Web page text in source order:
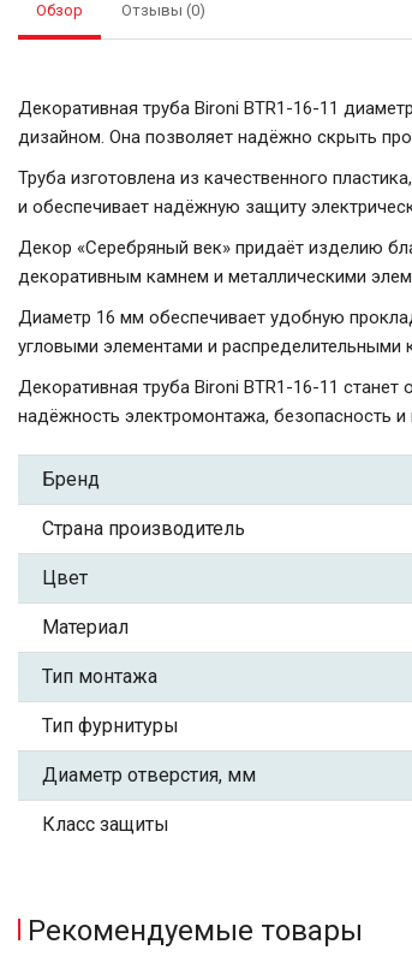
Обзор Отзывы (0)
Декоративная труба Bironi BTR1-16-11
дизайном. Она позволяет надёжно скрыть
Труба изготовлена из качественного
и обеспечивает надёжную защиту
Декор «Серебряный век» придаёт изделию
декоративным камнем и металлическими
Диаметр 16 мм обеспечивает удобную
угловыми элементами и
Декоративная труба Bironi BTR1-16-11
надёжность электромонтажа, безопасность
Бренд
Страна производитель
Цвет
Материал
Тип монтажа
Тип фурнитуры
Диаметр отверстия, мм
Класс защиты
Рекомендуемые товары